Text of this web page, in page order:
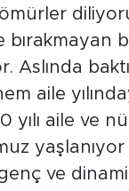
bırakmayan
Aslında
aile
yılı aile ve
yaşlanıyor
ve